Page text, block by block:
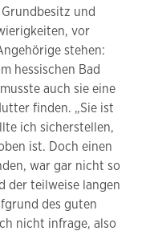
und
vor
stehen:
hessischen Bad
auch sie eine
finden. „Sie ist
ich sicherstellen,
ist. Doch einen
war gar nicht so
der teilweise langen
des guten
nicht infrage, also